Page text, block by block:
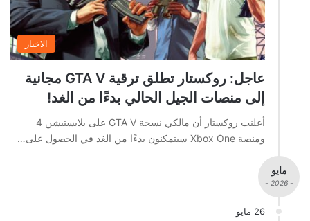
الاخبار
عاجل: روكستار تطلق ترقية GTA V مجانية
إلى منصات الجيل الحالي بدءًا من الغد!
أعلنت روكستار أن مالكي نسخة GTA V على بلايستيشن 4
ومنصة Xbox One سيتمكنون بدءًا من الغد في الحصول على…
مايو
- 2026 -
26 مايو